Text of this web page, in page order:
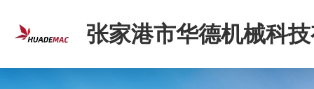
张家港市华德机械科